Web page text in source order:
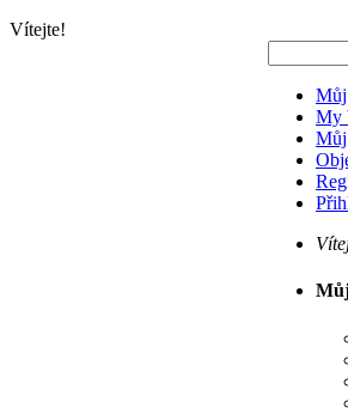
Vítejte!
Můj
My